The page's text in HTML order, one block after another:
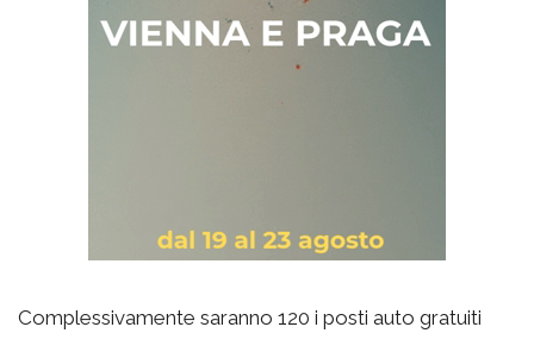
Complessivamente saranno 120 i posti auto gratuiti